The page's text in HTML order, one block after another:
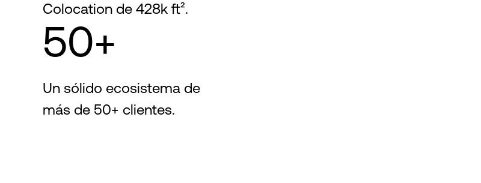
Colocation de 428k ft².
50+
Un sólido ecosistema de
más de 50+ clientes.